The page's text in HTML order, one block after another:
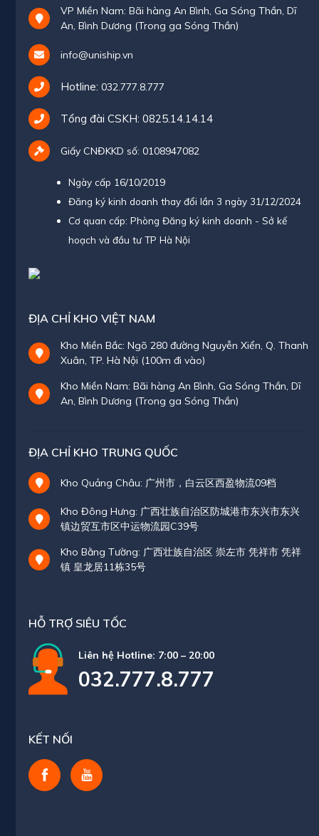
VP Miền Nam: Bãi hàng An Bình, Ga Sóng Thần, Dĩ
An, Bình Dương (Trong ga Sóng Thần)
info@uniship.vn
Hotline: 032.777.8.777
Tổng đài CSKH: 0825.14.14.14
Giấy CNĐKKD số: 0108947082
Ngày cấp 16/10/2019
Đăng ký kinh doanh thay đổi lần 3 ngày 31/12/2024
Cơ quan cấp: Phòng Đăng ký kinh doanh - Sở kế
hoạch và đầu tư TP Hà Nội
ĐỊA CHỈ KHO VIỆT NAM
Kho Miền Bắc: Ngõ 280 đường Nguyễn Xiển, Q. Thanh
Xuân, TP. Hà Nội (100m đi vào)
Kho Miền Nam: Bãi hàng An Bình, Ga Sóng Thần, Dĩ
An, Bình Dương (Trong ga Sóng Thần)
ĐỊA CHỈ KHO TRUNG QUỐC
Kho Quảng Châu: 广州市，白云区西盈物流09档
Kho Đông Hưng: 广西壮族自治区防城港市东兴市东兴
镇边贸互市区中运物流园C39号
Kho Bằng Tường: 广西壮族自治区 崇左市 凭祥市 凭祥
镇 皇龙居11栋35号
HỖ TRỢ SIÊU TỐC
Liên hệ Hotline: 7:00 – 20:00
032.777.8.777
KẾT NỐI